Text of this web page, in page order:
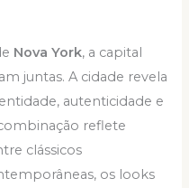
Nova York, a capital
juntas. A cidade revela
autenticidade e
reflete
clássicos
os looks